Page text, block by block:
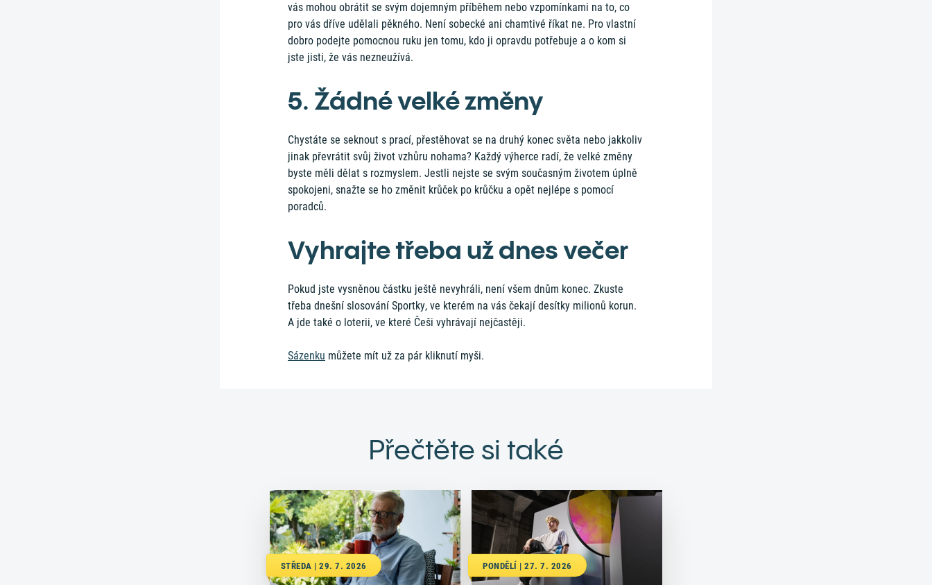
vás mohou obrátit se svým dojemným příběhem nebo vzpomínkami na to, co
pro vás dříve udělali pěkného. Není sobecké ani chamtivé říkat ne. Pro vlastní
dobro podejte pomocnou ruku jen tomu, kdo ji opravdu potřebuje a o kom si
jste jisti, že vás nezneužívá.
5. Žádné velké změny
Chystáte se seknout s prací, přestěhovat se na druhý konec světa nebo jakkoliv
jinak převrátit svůj život vzhůru nohama? Každý výherce radí, že velké změny
byste měli dělat s rozmyslem. Jestli nejste se svým současným životem úplně
spokojeni, snažte se ho změnit krůček po krůčku a opět nejlépe s pomocí
poradců.
Vyhrajte třeba už dnes večer
Pokud jste vysněnou částku ještě nevyhráli, není všem dnům konec. Zkuste
třeba dnešní slosování Sportky, ve kterém na vás čekají desítky milionů korun.
A jde také o loterii, ve které Češi vyhrávají nejčastěji.
Sázenku můžete mít už za pár kliknutí myši.
Přečtěte si také
STŘEDA | 29. 7. 2026 PONDĚLÍ | 27. 7. 2026